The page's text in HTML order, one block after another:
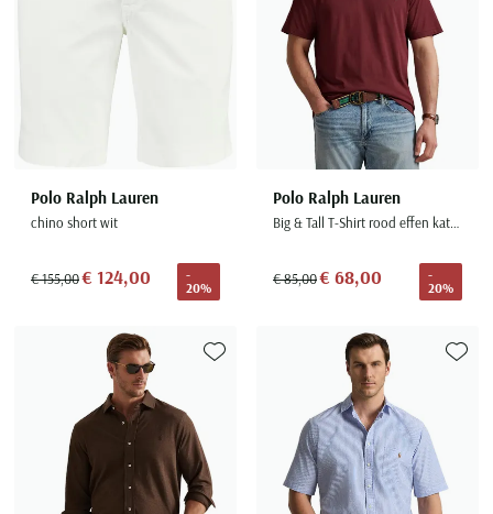
Polo Ralph Lauren
chino short wit
€ 155,00€ 124,00
-
20%
Polo Ralph Lauren
Big & Tall T-Shirt rood effen katoen
€ 85,00€ 68,00
-
20%
Toevoegen aan favorieten